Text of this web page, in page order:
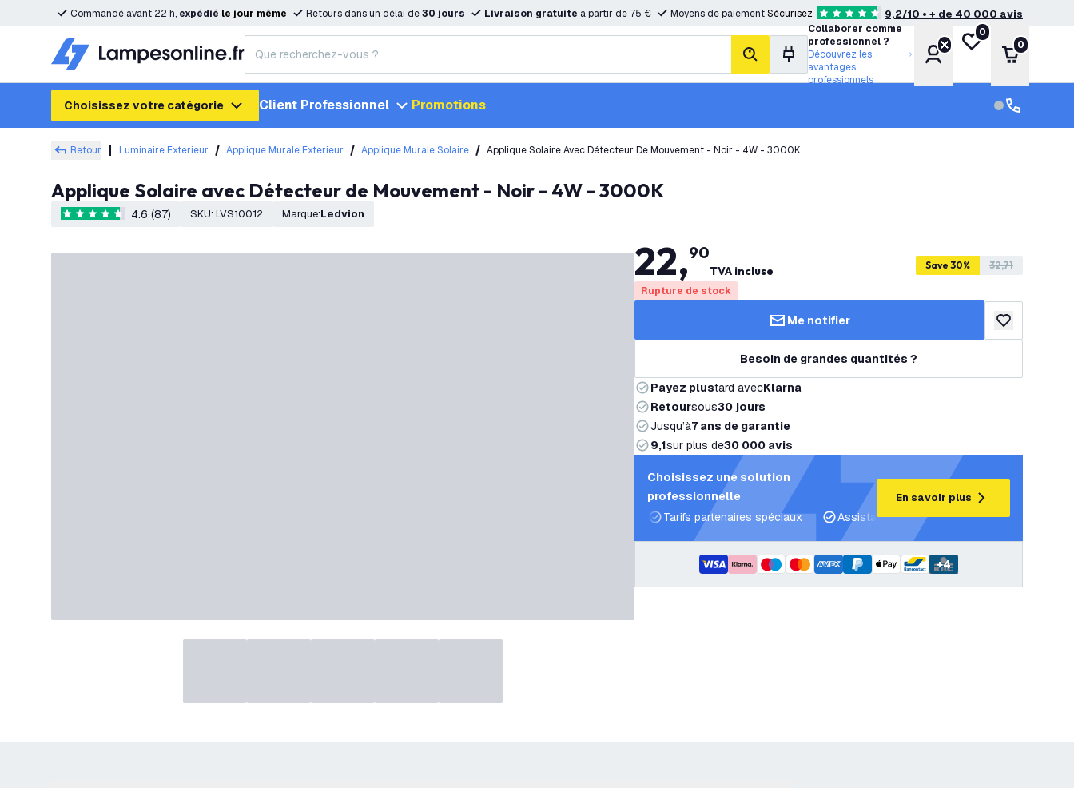
Commandé avant 22 h, expédié le jour même Retours dans un délai de30 jours Livraison gratuite à partir de 75 € Moyens de paiementSécurisez 4.6 étoiles de notation9,2/10 • + de 40 000 avis
rechercher
Collaborer comme
professionnel ?
Découvrez les
avantages
professionnels
Compte
Ma liste de
0
Panier
0
Choisissez votre catégorie Client Professionnel Promotions Service
Service client
Retour Luminaire Exterieur Applique Murale Exterieur Applique Murale Solaire Applique Solaire Avec Détecteur De Mouvement - Noir - 4W - 3000K
Applique Solaire avec Détecteur de Mouvement - Noir - 4W - 3000K
4.6 étoiles de notation
4.6 (87) SKU: LVS10012 Marque: Ledvion
22,90
TVA incluse Save 30% 32,71
Rupture de stock
Me notifier ajouter à la
Besoin de grandes quantités ?
Payez plustard avecKlarna
Retoursous30 jours
Jusqu’à7 ans de garantie
9,1sur plus de30 000 avis
Choisissez une solution
professionnelle
Tarifs partenaires spéciaux
Assistance projet et plans d’éclairage
En savoir plus
+4